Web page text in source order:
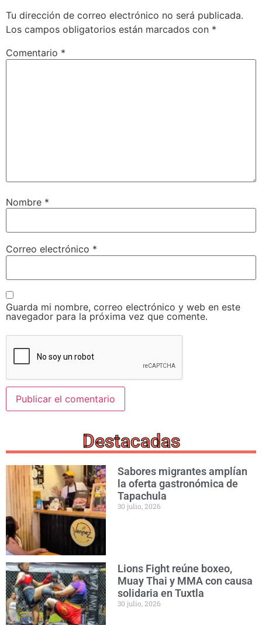
Tu dirección de correo electrónico no será publicada.
Los campos obligatorios están marcados con *
Comentario *
Nombre *
Correo electrónico *
Guarda mi nombre, correo electrónico y web en este
navegador para la próxima vez que comente.
Destacadas
Sabores migrantes amplían
la oferta gastronómica de
Tapachula
30 julio, 2026
Lions Fight reúne boxeo,
Muay Thai y MMA con causa
solidaria en Tuxtla
30 julio, 2026